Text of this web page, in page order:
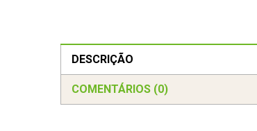
DESCRIÇÃO
COMENTÁRIOS (0)